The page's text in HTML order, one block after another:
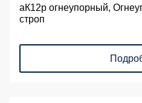
аК12р огнеупорный,
строп